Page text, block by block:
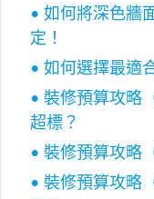
• 如何將深色牆
定！
• 如何選擇最適
• 裝修預算攻略
超標？
• 裝修預算攻略
• 裝修預算攻略